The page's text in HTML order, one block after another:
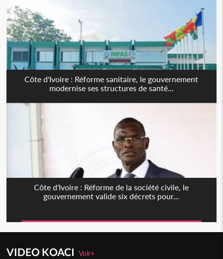
Côte d'Ivoire : Réforme sanitaire, le gouvernement
modernise ses structures de santé...
Côte d'Ivoire : Réforme de la société civile, le
gouvernement valide six décrets pour...
VIDEO KOACIVoir+